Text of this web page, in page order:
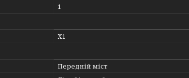
1
X1
Передній міст